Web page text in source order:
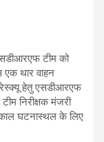
टीम को
एक थार वाहन
रेस्क्यू हेतु एसडीआरएफ
निरीक्षक मंजरी
घटनास्थल के लिए